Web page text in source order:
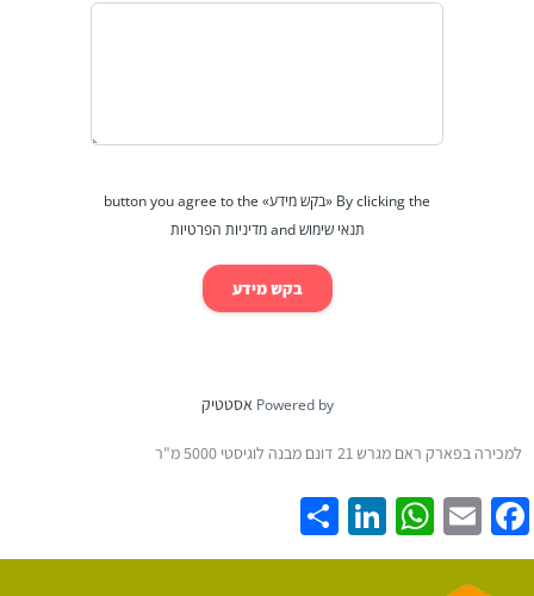
By clicking the «בקש מידע» button you agree to the
תנאי שימוש and מדיניות הפרטיות
בקש מידע
Powered by אסטטיק
למכירה בפארק ראם מגרש 21 דונם מבנה לוגיסטי 5000 מ"ר
Facebook
Email
WhatsApp
LinkedIn